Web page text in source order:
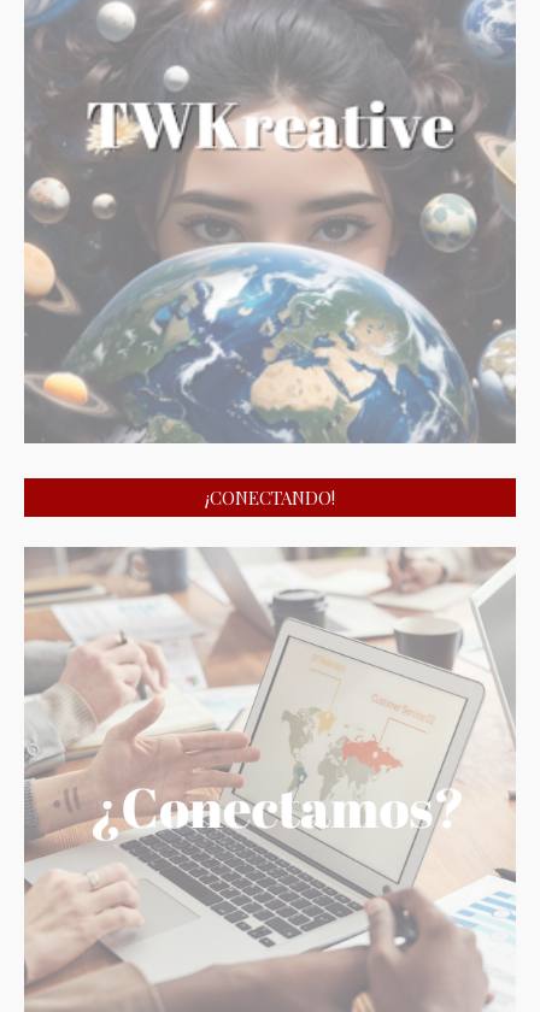
¡CONECTANDO!